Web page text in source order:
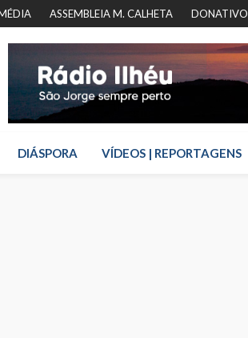
ASSEMBLEIA M. CALHETA
DIÁSPORA VÍDEOS | REPORTAGENS